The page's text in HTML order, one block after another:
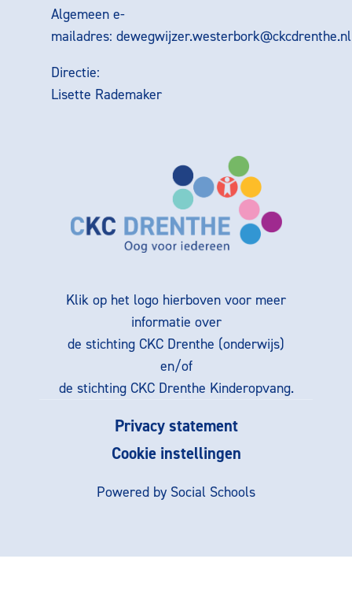
Algemeen e-
mailadres:
Directie:
Lisette Rademaker
Klik op het logo hierboven voor meer
informatie over
de stichting CKC Drenthe (onderwijs)
en/of
de stichting CKC Drenthe Kinderopvang.
Privacy statement
Cookie instellingen
Powered by Social Schools